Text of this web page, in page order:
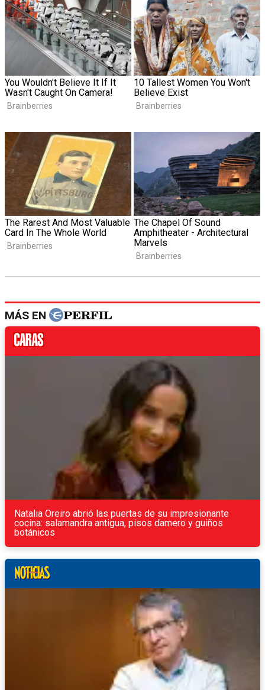
MÁS EN
Natalia Oreiro abrió las puertas de su impresionante
cocina: salamandra antigua, pisos damero y guiños
botánicos